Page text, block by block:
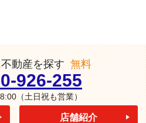
動産を探す 無料
926-255
（土日祝も営業）
店舗紹介